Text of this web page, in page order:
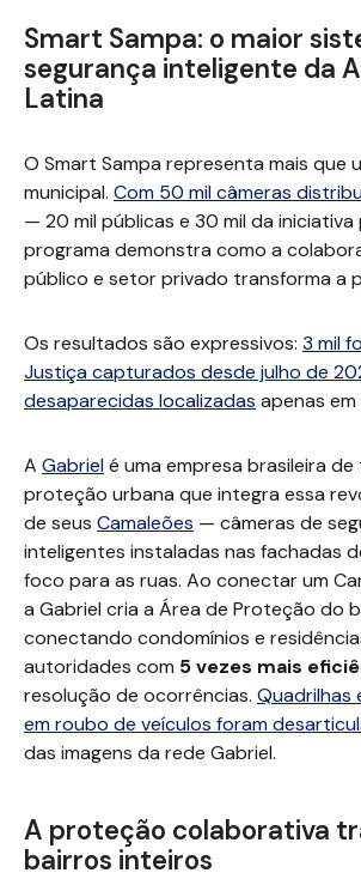
Smart Sampa: o maior
segurança inteligente da
Latina
O Smart Sampa representa mais que
municipal. Com 50 mil câmeras
— 20 mil públicas e 30 mil da
programa demonstra como a
público e setor privado transforma a
Os resultados são expressivos: 3 mil
Justiça capturados desde julho de
desaparecidas localizadas apenas em
A Gabrielé uma empresa brasileira
proteção urbana que integra essa
de seus Camaleões — câmeras de
inteligentes instaladas nas fachadas
foco para as ruas. Ao conectar um
a Gabriel cria a Área de Proteção do
conectando condomínios e
autoridades com 5 vezes mais
resolução de ocorrências. Quadrilhas
em roubo de veículos foram
das imagens da rede Gabriel.
A proteção colaborativa
bairros inteiros